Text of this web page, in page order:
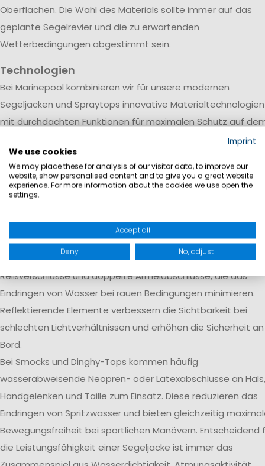
Oberflächen. Die Wahl des Materials sollte immer auf das
geplante Segelrevier und die zu erwartenden
Wetterbedingungen abgestimmt sein.
Technologien
Bei Marinepool kombinieren wir für unsere modernen
Segeljacken und Spraytops innovative Materialtechnologien
mit durchdachten Funktionen für maximalen Schutz auf
Wasser. Wasserdichte und atmungsaktive Membranen
Regen und Gischt zuverlässig draußen, während
Körperfeuchtigkeit aktiv nach außen transportiert wird.
Verschweißte Nähte verhindern das Eindringen von Wasser
Bekleidung.
Je nach Einsatzbereich verfügen Segeljacken zusätzlich
hohe Sturmkragen, verstellbare Kapuzen, wasserdichte
Reißverschlüsse und doppelte Ärmelabschlüsse, die das
Eindringen von Wasser bei rauen Bedingungen minimieren.
Reflektierende Elemente verbessern die Sichtbarkeit bei
schlechten Lichtverhältnissen und erhöhen die Sicherheit an
Bord.
Bei Smocks und Dinghy-Tops kommen häufig
wasserabweisende Neopren- oder Latexabschlüsse an Hals,
Handgelenken und Taille zum Einsatz. Diese reduzieren das
Eindringen von Spritzwasser und bieten gleichzeitig
Bewegungsfreiheit bei sportlichen Manövern. Entscheidend
die Leistungsfähigkeit einer Segeljacke ist immer das
Imprint
We use cookies
We may place these for analysis of our visitor data, to improve our
website, show personalised content and to give you a great website
experience. For more information about the cookies we use open the
settings.
Accept all
Deny No, adjust